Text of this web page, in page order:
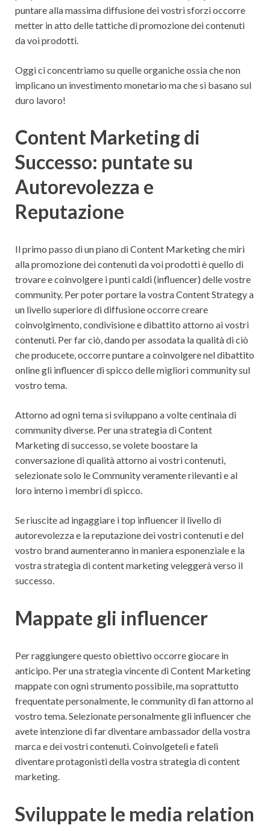
puntare alla massima diffusione dei vostri sforzi occorre
metter in atto delle tattiche di promozione dei contenuti
da voi prodotti.
Oggi ci concentriamo su quelle organiche ossia che non
implicano un investimento monetario ma che si basano sul
duro lavoro!
Content Marketing di
Successo: puntate su
Autorevolezza e
Reputazione
Il primo passo di un piano di Content Marketing che miri
alla promozione dei contenuti da voi prodotti è quello di
trovare e coinvolgere i punti caldi (influencer) delle vostre
community. Per poter portare la vostra Content Strategy a
un livello superiore di diffusione occorre creare
coinvolgimento, condivisione e dibattito attorno ai vostri
contenuti. Per far ciò, dando per assodata la qualità di ciò
che producete, occorre puntare a coinvolgere nel dibattito
online gli influencer di spicco delle migliori community sul
vostro tema.
Attorno ad ogni tema si sviluppano a volte centinaia di
community diverse. Per una strategia di Content
Marketing di successo, se volete boostare la
conversazione di qualità attorno ai vostri contenuti,
selezionate solo le Community veramente rilevanti e al
loro interno i membri di spicco.
Se riuscite ad ingaggiare i top influencer il livello di
autorevolezza e la reputazione dei vostri contenuti e del
vostro brand aumenteranno in maniera esponenziale e la
vostra strategia di content marketing veleggerà verso il
successo.
Mappate gli influencer
Per raggiungere questo obiettivo occorre giocare in
anticipo. Per una strategia vincente di Content Marketing
mappate con ogni strumento possibile, ma soprattutto
frequentate personalmente, le community di fan attorno al
vostro tema. Selezionate personalmente gli influencer che
avete intenzione di far diventare ambassador della vostra
marca e dei vostri contenuti. Coinvolgeteli e fateli
diventare protagonisti della vostra strategia di content
marketing.
Sviluppate le media relation